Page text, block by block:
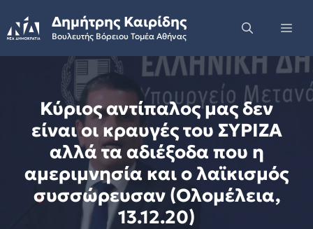
to
content
Δημήτρης Καιρίδης
Βουλευτής Βόρειου Τομέα Αθήνας
Κύριος αντίπαλος μας δεν
είναι οι κραυγές του ΣΥΡΙΖΑ
αλλά τα αδιέξοδα που η
αμεριμνησία και ο λαϊκισμός
συσσώρευσαν (Ολομέλεια,
13.12.20)